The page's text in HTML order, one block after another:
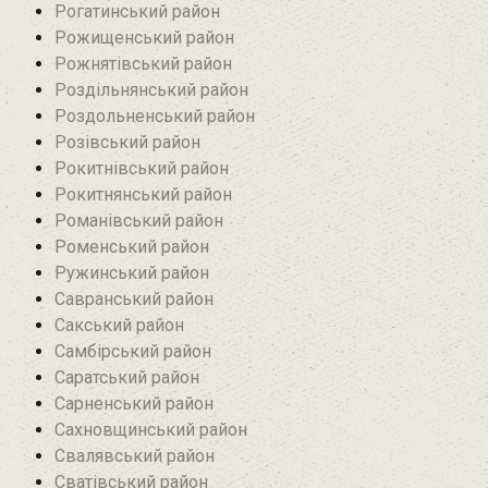
Рогатинський район
Рожищенський район
Рожнятівський район
Роздільнянський район
Роздольненський район
Розівський район‎
Рокитнівський район
Рокитнянський район
Романівський район‎
Роменський район
Ружинський район
Савранський район‎
Сакський район
Самбірський район
Саратський район‎
Сарненський район
Сахновщинський район
Свалявський район
Сватівський район